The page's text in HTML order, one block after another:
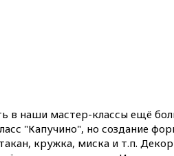
наши мастер-классы ещё
"Капучино", но создание
кружка, миска и т.п.